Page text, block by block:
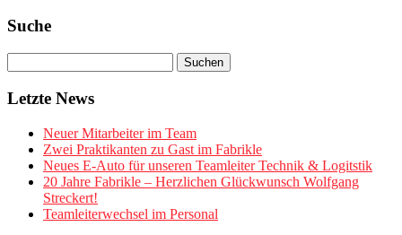
Suche
Letzte News
Neuer Mitarbeiter im Team
Zwei Praktikanten zu Gast im Fabrikle
Neues E-Auto für unseren Teamleiter Technik & Logitstik
20 Jahre Fabrikle – Herzlichen Glückwunsch Wolfgang
Streckert!
Teamleiterwechsel im Personal